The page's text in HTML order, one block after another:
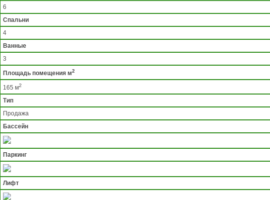
6
Спальни
4
Ванные
3
Площадь помещения м2
165 м2
Тип
Продажа
Бассейн
Паркинг
Лифт